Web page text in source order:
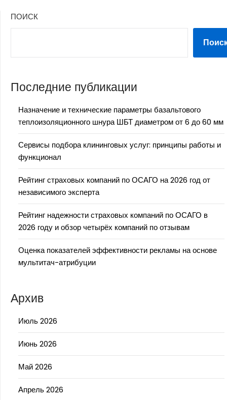
ПОИСК
Последние публикации
Назначение и технические параметры базальтового
теплоизоляционного шнура ШБТ диаметром от 6 до 60 мм
Сервисы подбора клининговых услуг: принципы работы и
функционал
Рейтинг страховых компаний по ОСАГО на 2026 год от
независимого эксперта
Рейтинг надежности страховых компаний по ОСАГО в
2026 году и обзор четырёх компаний по отзывам
Оценка показателей эффективности рекламы на основе
мультитач-атрибуции
Архив
Июль 2026
Июнь 2026
Май 2026
Апрель 2026